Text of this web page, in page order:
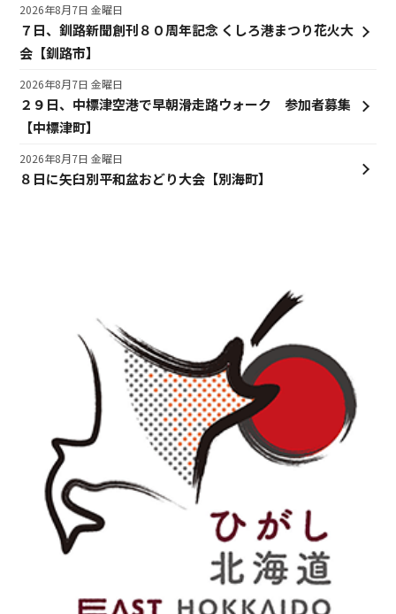
７日、釧路新聞創刊８０周年記念 くしろ港まつり花火大
会【釧路市】
2026年8月7日 金曜日
２９日、中標津空港で早朝滑走路ウォーク 参加者募集
【中標津町】
2026年8月7日 金曜日
８日に矢臼別平和盆おどり大会【別海町】
2026年8月7日 金曜日